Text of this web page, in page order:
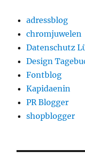
adressblog
chromjuwelen
Datenschutz
Design
Fontblog
Kapidaenin
PR Blogger
shopblogger